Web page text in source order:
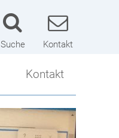
Suche Kontakt
Kontakt
Kontakt
Lageplan